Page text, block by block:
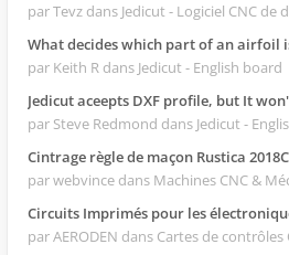
par Tevz dans Jedicut - Logiciel CNC de
What decides which part of an airfoil
par Keith R dans Jedicut - English board
Jedicut aceepts DXF profile, but It
par Steve Redmond dans Jedicut -
Cintrage règle de maçon Rustica 2018C
par webvince dans Machines CNC &
Circuits Imprimés pour les
par AERODEN dans Cartes de contrôles